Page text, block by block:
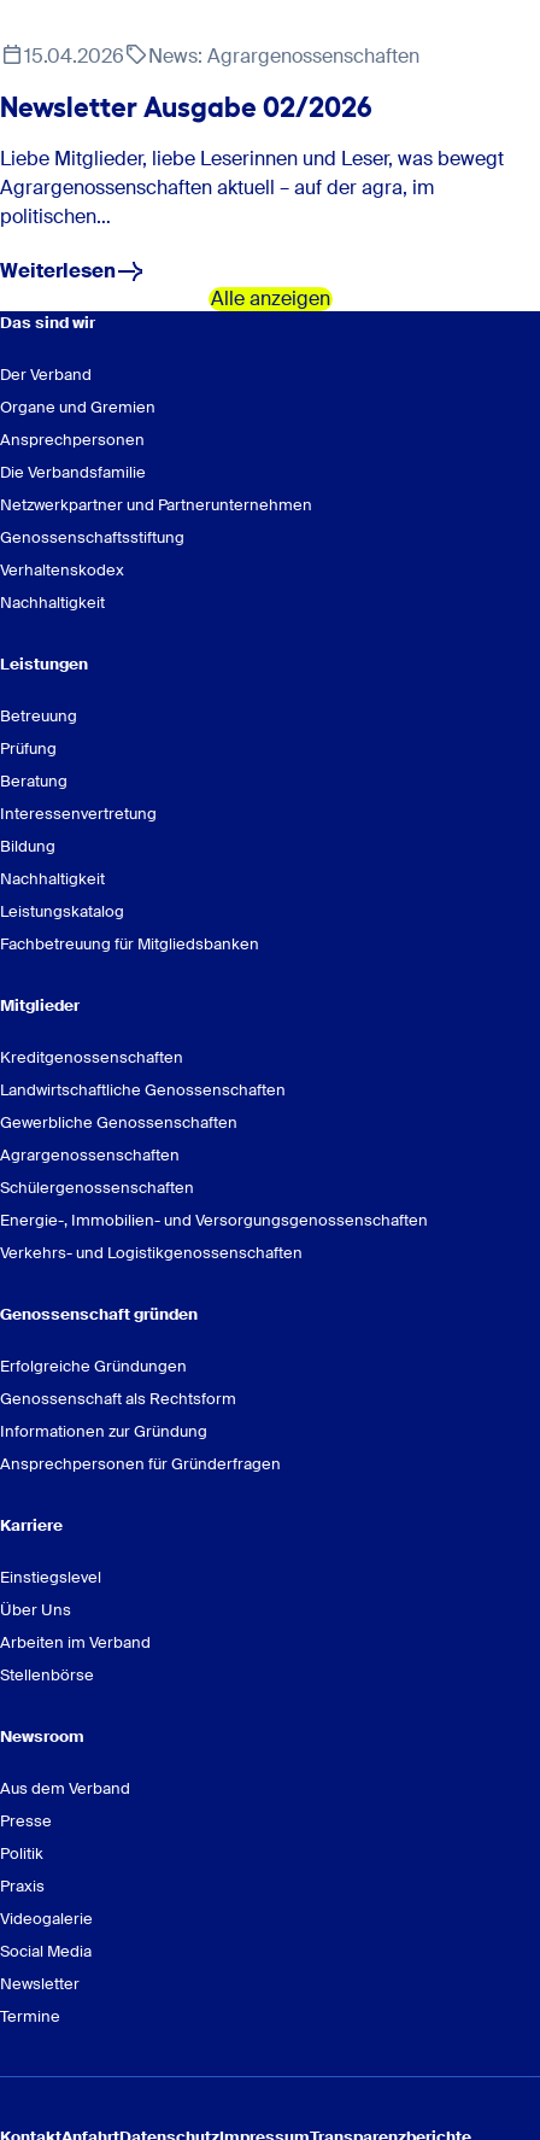
„Zukunft geht nur genossenschaftlich“ – Politik trifft Praxis in
Thüringen setzt klare Leitplanken für den ländlichen Raum |
Anwender nach § 9 PflSchG“
Abs. 1 Tierschutzgesetz : GenoAkademie
nach § 4 Abs. 1 Tierschutzgesetz“
Online-Seminar: Genossenschaftsrecht -
Mitgliederverwaltung in Genossenschaften : GenoAkademie
„Genossenschaftsrecht –
Arbeitsrecht - Kompaktkurs : GenoAkademie
15.04.2026 News: Agrargenossenschaften
Newsletter Ausgabe 02/2026
Liebe Mitglieder, liebe Leserinnen und Leser, was bewegt
Agrargenossenschaften aktuell – auf der agra, im
politischen…
Weiterlesen
Alle anzeigen
Das sind wir
Der Verband
Organe und Gremien
Ansprechpersonen
Die Verbandsfamilie
Netzwerkpartner und Partnerunternehmen
Genossenschaftsstiftung
Verhaltenskodex
Nachhaltigkeit
Leistungen
Betreuung
Prüfung
Beratung
Interessenvertretung
Bildung
Nachhaltigkeit
Leistungskatalog
Fachbetreuung für Mitgliedsbanken
Mitglieder
Kreditgenossenschaften
Landwirtschaftliche Genossenschaften
Gewerbliche Genossenschaften
Agrargenossenschaften
Schülergenossenschaften
Energie-, Immobilien- und Versorgungsgenossenschaften
Verkehrs- und Logistikgenossenschaften
Genossenschaft gründen
Erfolgreiche Gründungen
Genossenschaft als Rechtsform
Informationen zur Gründung
Ansprechpersonen für Gründerfragen
Karriere
Einstiegslevel
Über Uns
Arbeiten im Verband
Stellenbörse
Newsroom
Aus dem Verband
Presse
Politik
Praxis
Videogalerie
Social Media
Newsletter
Termine